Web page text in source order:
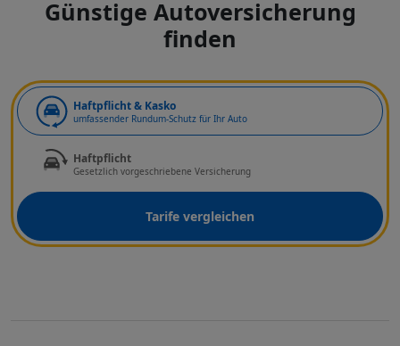
Günstige Autoversicherung
finden
Haftpflicht & Kasko
umfassender Rundum-Schutz für Ihr Auto
Haftpflicht
Gesetzlich vorgeschriebene Versicherung
Tarife vergleichen